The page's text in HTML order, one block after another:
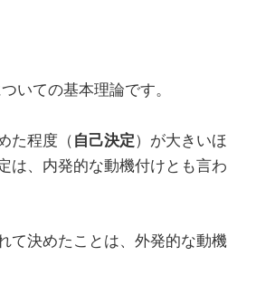
いての基本理論です。
た程度（自己決定）が大きいほ
は、内発的な動機付けとも言わ
て決めたことは、外発的な動機